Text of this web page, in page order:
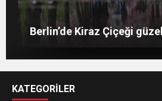
İstanbul’da hilal
Berlin’de Kiraz Çiçeği
İstanbul Havalimanı’nın
KATEGORİLER